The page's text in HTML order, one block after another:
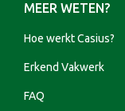
MEER WETEN?
Hoe werkt Casius?
Erkend Vakwerk
FAQ